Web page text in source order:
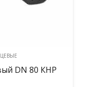
DN 80 КНР